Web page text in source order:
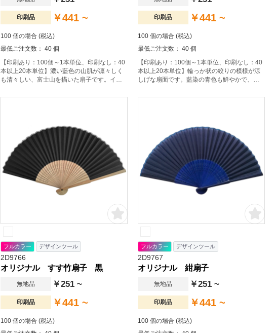
印刷品 ￥441 ~
100 個の場合 (税込)
最低ご注文数： 40 個
【印刷あり：100個～1本単位、印刷なし：40
本以上20本単位】濃い藍色の山肌が凛々しく
も清々しい、富士山を描いた扇子です。イン
印刷品 ￥441 ~
100 個の場合 (税込)
最低ご注文数： 40 個
【印刷あり：100個～1本単位、印刷なし：40
本以上20本単位】輪っか状の絞りの模様が涼
しげな扇面です。藍染の青色も鮮やかで、夏
フルカラー デザインツール
2D9766
オリジナル すす竹扇子 黒
無地品 ￥251 ~
印刷品 ￥441 ~
100 個の場合 (税込)
フルカラー デザインツール
2D9767
オリジナル 紺扇子
無地品 ￥251 ~
印刷品 ￥441 ~
100 個の場合 (税込)